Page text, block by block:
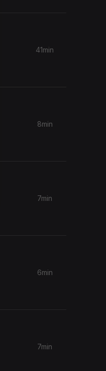
41min
8min
7min
6min
7min